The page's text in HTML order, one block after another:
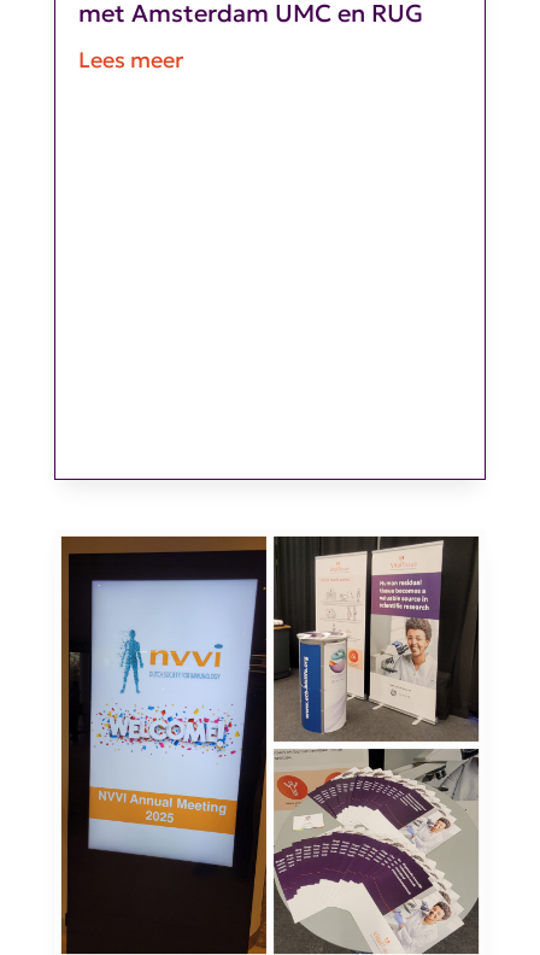
met Amsterdam UMC en RUG
Lees meer